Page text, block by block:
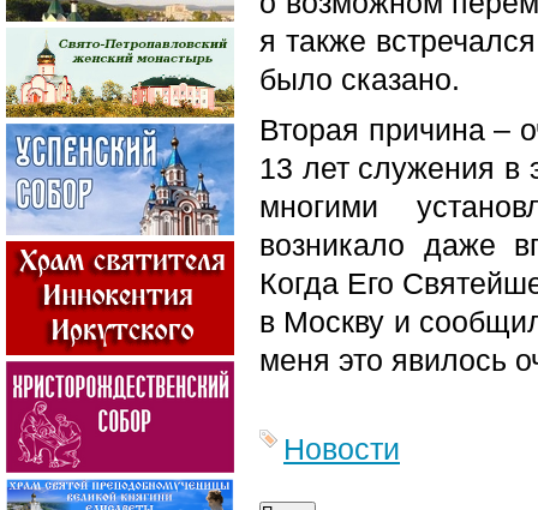
я также
было сказано.
Вторая причина –
13 лет служения в
многими
возникало даже
Когда Его
в Москву и
меня это явилось
Новости